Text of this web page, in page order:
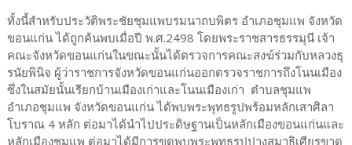
ทั้งนี้สำหรับประวัติพระชัยชุมแพบรมนาถบพิตร อำเภอชุมแพ จังหวัด
ขอนแก่น ได้ถูกค้นพบเมื่อปี พ.ศ.2498 โดยพระราชสารธรรมุนี เจ้า
คณะจังหวัดขอนแก่นในขณะนั้นได้ตรวจการคณะสงฆ์ร่วมกับหลวงธุ
รนัยพินิจ ผู้ว่าราชการจังหวัดขอนแก่นออกตรวจราชการถึงโนนเมือง
ซึ่งในสมัยนั้นเรียกบ้านเมืองเก่าและโนนเมืองเก่า ตำบลชุมแพ
อำเภอชุมแพ จังหวัดขอนแก่น ได้พบพระพุทธรูปพร้อมหลักเสาศิลา
โบราณ 4 หลัก ต่อมาได้นำไปประดิษฐานเป็นหลักเมืองขอนแก่นและ
หลักเมืองชุมแพ ต่อมาได้มีการขุดพบพระพุทธรูปปางสมาธิเศียรขาด